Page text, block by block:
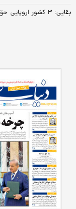
بقایی: ۳ کشور اروپایی حق استفاده از مکانیسم ماشه را ندارند+ فیلم